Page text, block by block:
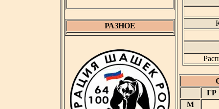
РАЗНОЕ
ГР
М